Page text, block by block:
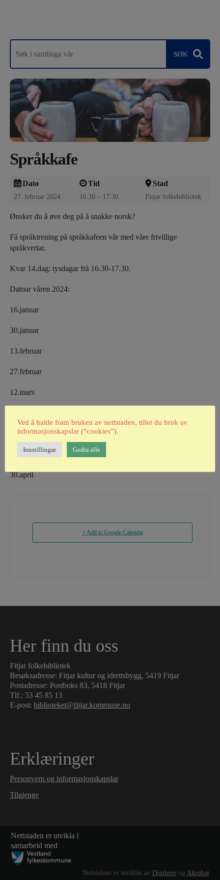
Språkkafe
Dato
27. februar 2024
Tid
16:30 – 17:30
Stad
Fitjar folkebibliotek
Ønsker du å øve deg på å snakke norsk?
Få språktrening på språkkafeen vår med våre frivillige
språkvertar.
Kvar 14.dag: tysdagar frå 16.30-17.30.
Datoar våren 2024:
16.januar
30.januar
13.februar
27.februar
12.mars
2.april
16.april
30.april
+ Add to Google Calendar
Her finn du oss
Fitjar folkebibliotek
Besøksadresse: Fitjar kultur og idrettsbygg, 5419 Fitjar
Postadresse: Postboks 83, 5418 Fitjar
Tlf.: 53 45 85 13
E-post: biblioteket@fitjar.kommune.no
Erklæringer
Personvern og informasjonskapslar
Tilgjenge
Nettstaden er utvikla i
samarbeid med
Nettsidene er utviklet av Digiloveog Akrobat
Ved å halde fram bruken av nettstaden, tillet du bruk av
informasjonskapslar (“cookies”).
Innstillingar Godta alle